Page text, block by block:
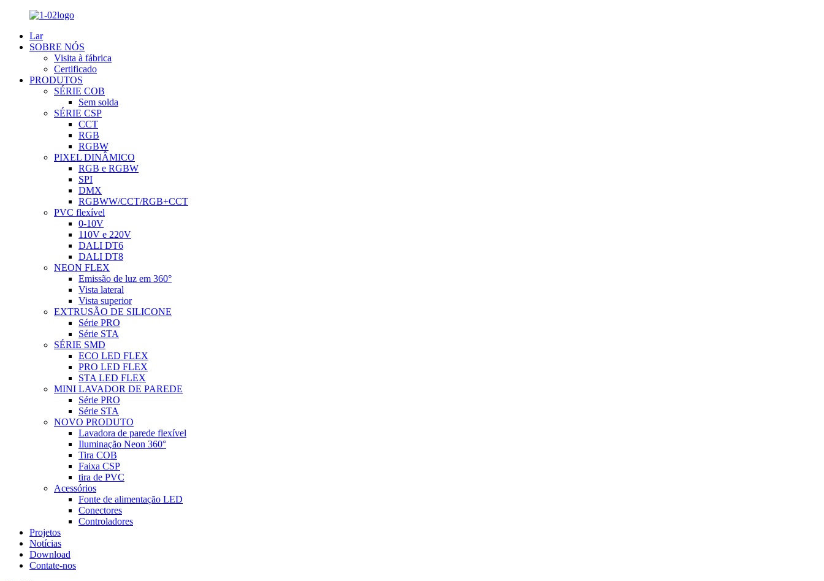
Lar
SOBRE NÓS
Visita à fábrica
Certificado
PRODUTOS
SÉRIE COB
Sem solda
SÉRIE CSP
CCT
RGB
RGBW
PIXEL DINÂMICO
RGB e RGBW
SPI
DMX
RGBWW/CCT/RGB+CCT
PVC flexível
0-10V
110V e 220V
DALI DT6
DALI DT8
NEON FLEX
Emissão de luz em 360°
Vista lateral
Vista superior
EXTRUSÃO DE SILICONE
Série PRO
Série STA
SÉRIE SMD
ECO LED FLEX
PRO LED FLEX
STA LED FLEX
MINI LAVADOR DE PAREDE
Série PRO
Série STA
NOVO PRODUTO
Lavadora de parede flexível
Iluminação Neon 360°
Tira COB
Faixa CSP
tira de PVC
Acessórios
Fonte de alimentação LED
Conectores
Controladores
Projetos
Notícias
Download
Contate-nos